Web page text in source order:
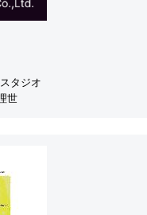
タジオ
世